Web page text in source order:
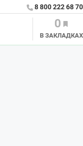
8 800 222 68 70
0
В ЗАКЛАДКАХ